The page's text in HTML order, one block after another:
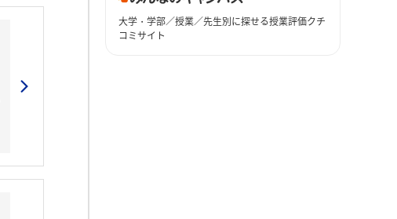
大学・学部／授業／先生別に探せる授業評価クチ
コミサイト